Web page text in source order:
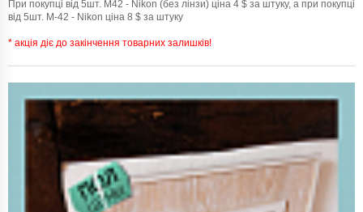
При покупці від 5шт. M42 - Nikon (без лінзи) ціна 4 $ за штуку, а при покупці
від 5шт. M-42 - Nikon ціна 8 $ за штуку
* акція діє до закінчення товарних залишків!